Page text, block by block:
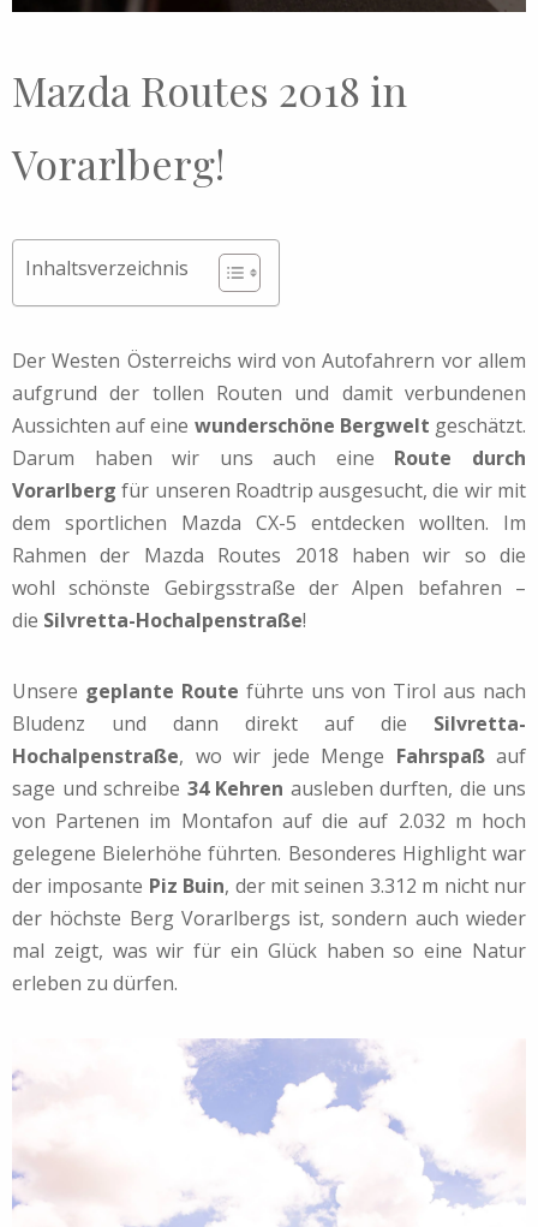
Mazda Routes 2018 in
Vorarlberg!
Inhaltsverzeichnis
Der Westen Österreichs wird von Autofahrern vor allem
aufgrund der tollen Routen und damit verbundenen
Aussichten auf eine wunderschöne Bergwelt geschätzt.
Darum haben wir uns auch eine Route durch
Vorarlberg für unseren Roadtrip ausgesucht, die wir mit
dem sportlichen Mazda CX-5 entdecken wollten. Im
Rahmen der Mazda Routes 2018 haben wir so die
wohl schönste Gebirgsstraße der Alpen befahren –
die Silvretta-Hochalpenstraße!
Unsere geplante Route führte uns von Tirol aus nach
Bludenz und dann direkt auf die Silvretta-
Hochalpenstraße, wo wir jede Menge Fahrspaßauf
sage und schreibe 34 Kehren ausleben durften, die uns
von Partenen im Montafon auf die auf 2.032 m hoch
gelegene Bielerhöhe führten. Besonderes Highlight war
der imposante Piz Buin, der mit seinen 3.312 m nicht nur
der höchste Berg Vorarlbergs ist, sondern auch wieder
mal zeigt, was wir für ein Glück haben so eine Natur
erleben zu dürfen.